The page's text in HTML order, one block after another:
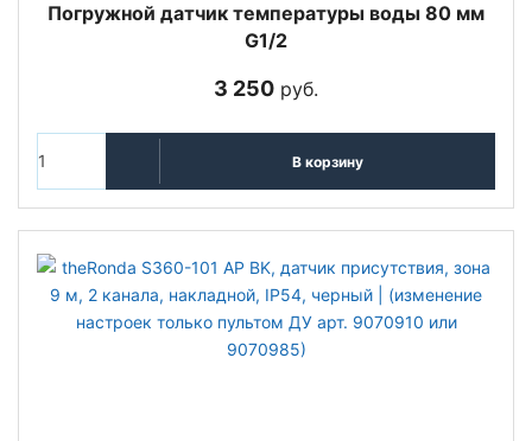
Погружной датчик температуры воды 80 мм
G1/2
3 250 руб.
В корзину